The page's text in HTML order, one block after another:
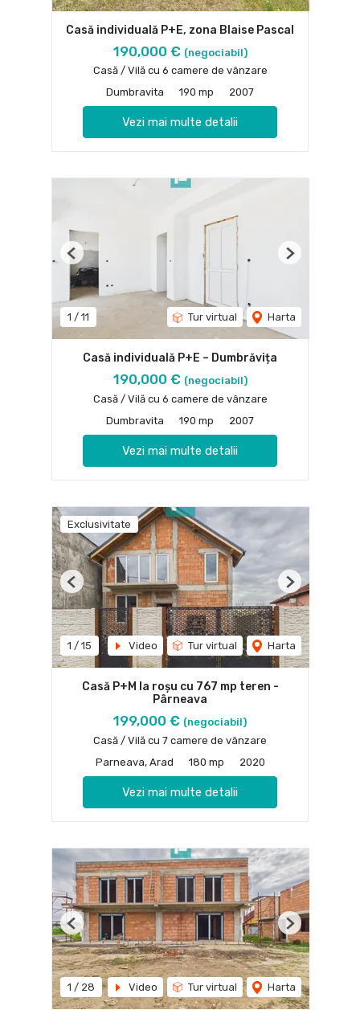
Casă individuală P+E, zona Blaise Pascal
190,000 € (negociabil)
Casă / Vilă cu 6 camere de vânzare
Dumbravita
190 mp 2007
Vezi mai multe detalii
1 / 11 Tur virtual Harta
Previous Next
Casă individuală P+E – Dumbrăvița
190,000 € (negociabil)
Casă / Vilă cu 6 camere de vânzare
Dumbravita
190 mp 2007
Vezi mai multe detalii
Exclusivitate
1 / 15 Video Tur virtual Harta
Previous Next
Casă P+M la roșu cu 767 mp teren -
Pârneava
199,000 € (negociabil)
Casă / Vilă cu 7 camere de vânzare
Parneava, Arad
180 mp 2020
Vezi mai multe detalii
1 / 28 Video Tur virtual Harta
Previous Next